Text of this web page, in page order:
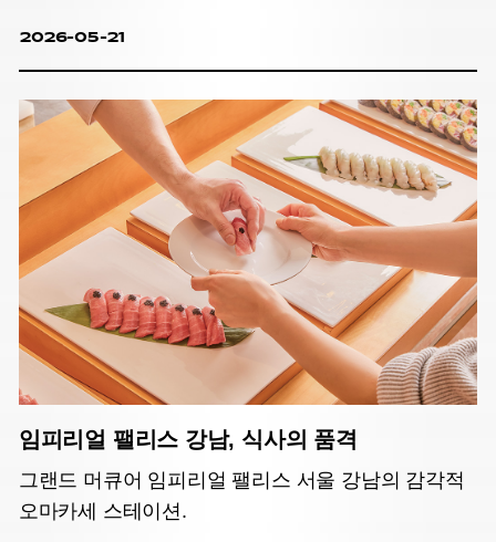
2026-05-21
임피리얼 팰리스 강남, 식사의 품격
그랜드 머큐어 임피리얼 팰리스 서울 강남의 감각적
오마카세 스테이션.